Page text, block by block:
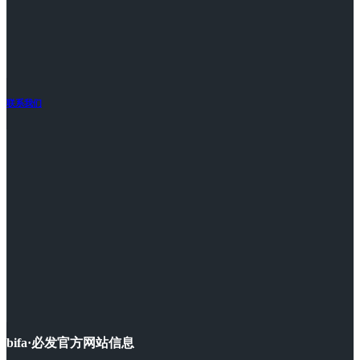
联系我们
bifa·必发官方网站信息